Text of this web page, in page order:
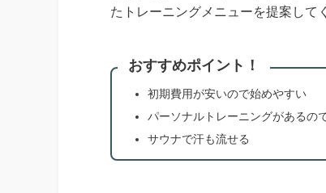
たトレーニングメニューを提案して
おすすめポイント！
初期費用が安いので始めやすい
パーソナルトレーニングがあるの
サウナで汗も流せる